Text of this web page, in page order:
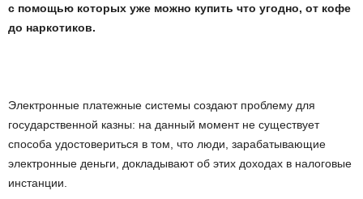
с помощью которых уже можно купить что угодно, от кофе
до наркотиков.
Электронные платежные системы создают проблему для
государственной казны: на данный момент не существует
способа удостовериться в том, что люди, зарабатывающие
электронные деньги, докладывают об этих доходах в налоговые
инстанции.